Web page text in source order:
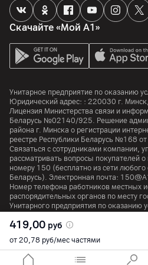
419,00 руб
от 20,78 руб/мес частями
Объем оперативной памяти
4ГБ
Отдельный слот для карт памяти
да
да
Особенности
Тип оперативной памяти:
UFS 2.2
Процессор
Процессор
UNISOC T7250
Количество ядер
8
Частота процессора
Скачайте «Мой А1»
Унитарное предприятие по оказанию
Юридический адрес: : 220030 г. Минск,
Лицензия Министерства связи и
Беларусь №02140/925. Решение
района г. Минска о регистрации
реестре Республики Беларусь №168
Связаться с сотрудниками компании,
рассматривать вопросы покупателей
номеру 150 (бесплатно из сети
Беларусь). Электронная почта:
Номер телефона работников местных
распорядительных органов по месту
Унитарного предприятия по оказанию
© 2026 Унитарное предприятие
A1 Austria
A1 Croatia A1